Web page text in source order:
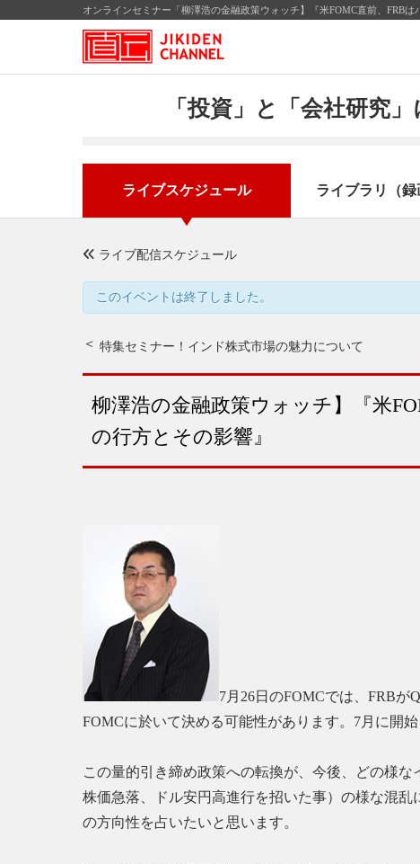
オンラインセミナー「柳澤浩の金融政策ウォッチ】『米FOMC直前、FRB
「投資」と「会社研究
ライブスケジュール ライブラリ（録
ライブ配信スケジュール
このイベントは終了しました。
特集セミナー！インド株式市場の魅力について
柳澤浩の金融政策ウォッチ】『米
の行方とその影響』
7月26日のFOMCでは、FRB
FOMCに於いて決める可能性があります。7月に開
この量的引き締め政策への転換が、今後、どの様
株価急落、ドル安円高進行を招いた事）の様な混
の方向性を占いたいと思います。